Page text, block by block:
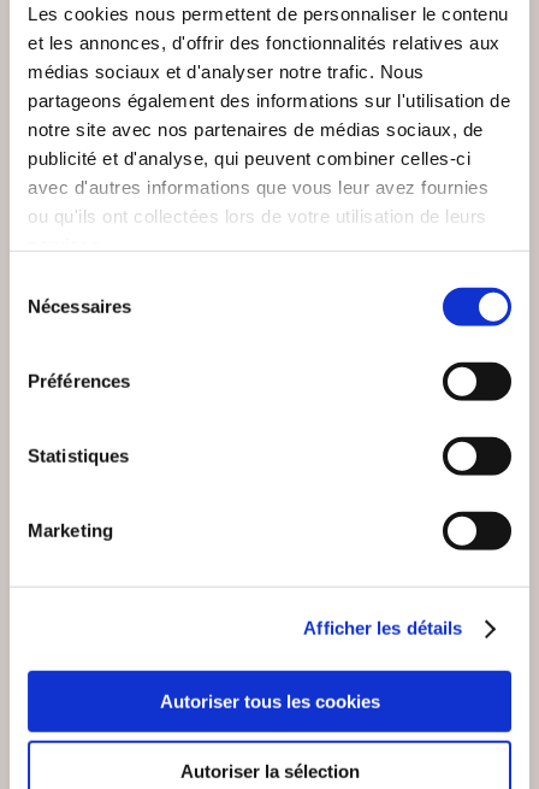
Les cookies nous permettent de personnaliser le contenu
et les annonces, d'offrir des fonctionnalités relatives aux
médias sociaux et d'analyser notre trafic. Nous
partageons également des informations sur l'utilisation de
notre site avec nos partenaires de médias sociaux, de
publicité et d'analyse, qui peuvent combiner celles-ci
avec d'autres informations que vous leur avez fournies
ou qu'ils ont collectées lors de votre utilisation de leurs
Nécessaires
Préférences
Statistiques
Marketing
Afficher les détails
Autoriser tous les cookies
Autoriser la sélection
(0 avis)
PISTES POUR
Religions & spiritualité